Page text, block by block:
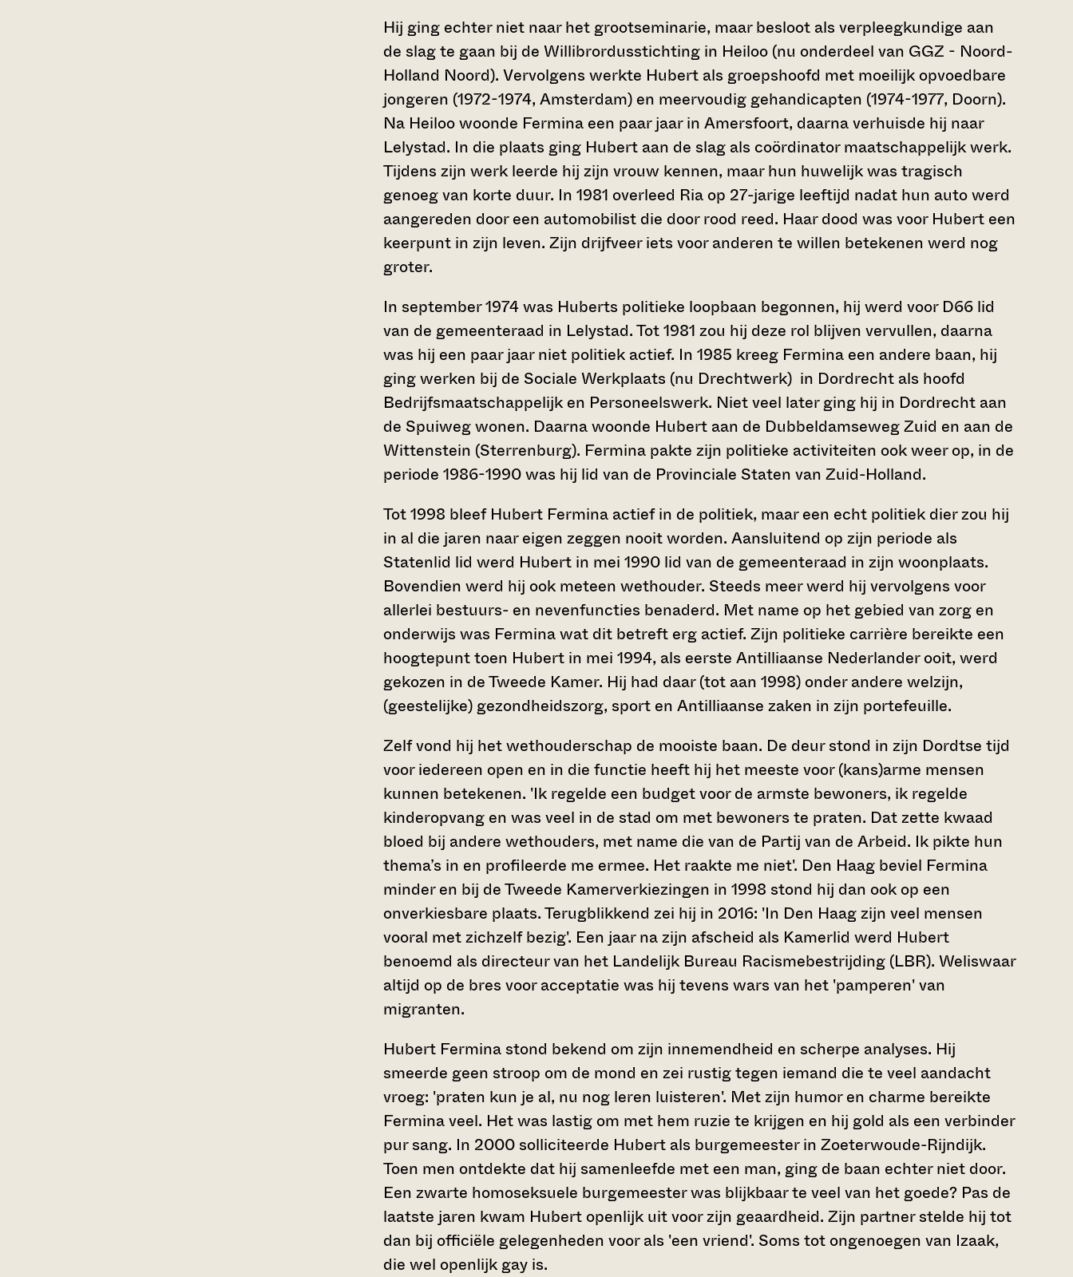
Hij ging echter niet naar het grootseminarie, maar besloot als verpleegkundige aan
de slag te gaan bij de Willibrordusstichting in Heiloo (nu onderdeel van GGZ - Noord-
Holland Noord). Vervolgens werkte Hubert als groepshoofd met moeilijk opvoedbare
jongeren (1972-1974, Amsterdam) en meervoudig gehandicapten (1974-1977, Doorn).
Na Heiloo woonde Fermina een paar jaar in Amersfoort, daarna verhuisde hij naar
Lelystad. In die plaats ging Hubert aan de slag als coördinator maatschappelijk werk.
Tijdens zijn werk leerde hij zijn vrouw kennen, maar hun huwelijk was tragisch
genoeg van korte duur. In 1981 overleed Ria op 27-jarige leeftijd nadat hun auto werd
aangereden door een automobilist die door rood reed. Haar dood was voor Hubert een
keerpunt in zijn leven. Zijn drijfveer iets voor anderen te willen betekenen werd nog
groter.
In september 1974 was Huberts politieke loopbaan begonnen, hij werd voor D66 lid
van de gemeenteraad in Lelystad. Tot 1981 zou hij deze rol blijven vervullen, daarna
was hij een paar jaar niet politiek actief. In 1985 kreeg Fermina een andere baan, hij
ging werken bij de Sociale Werkplaats (nu Drechtwerk) in Dordrecht als hoofd
Bedrijfsmaatschappelijk en Personeelswerk. Niet veel later ging hij in Dordrecht aan
de Spuiweg wonen. Daarna woonde Hubert aan de Dubbeldamseweg Zuid en aan de
Wittenstein (Sterrenburg). Fermina pakte zijn politieke activiteiten ook weer op, in de
periode 1986-1990 was hij lid van de Provinciale Staten van Zuid-Holland.
Tot 1998 bleef Hubert Fermina actief in de politiek, maar een echt politiek dier zou hij
in al die jaren naar eigen zeggen nooit worden. Aansluitend op zijn periode als
Statenlid lid werd Hubert in mei 1990 lid van de gemeenteraad in zijn woonplaats.
Bovendien werd hij ook meteen wethouder. Steeds meer werd hij vervolgens voor
allerlei bestuurs- en nevenfuncties benaderd. Met name op het gebied van zorg en
onderwijs was Fermina wat dit betreft erg actief. Zijn politieke carrière bereikte een
hoogtepunt toen Hubert in mei 1994, als eerste Antilliaanse Nederlander ooit, werd
gekozen in de Tweede Kamer. Hij had daar (tot aan 1998) onder andere welzijn,
(geestelijke) gezondheidszorg, sport en Antilliaanse zaken in zijn portefeuille.
Zelf vond hij het wethouderschap de mooiste baan. De deur stond in zijn Dordtse tijd
voor iedereen open en in die functie heeft hij het meeste voor (kans)arme mensen
kunnen betekenen. 'Ik regelde een budget voor de armste bewoners, ik regelde
kinderopvang en was veel in de stad om met bewoners te praten. Dat zette kwaad
bloed bij andere wethouders, met name die van de Partij van de Arbeid. Ik pikte hun
thema’s in en profileerde me ermee. Het raakte me niet'. Den Haag beviel Fermina
minder en bij de Tweede Kamerverkiezingen in 1998 stond hij dan ook op een
onverkiesbare plaats. Terugblikkend zei hij in 2016: 'In Den Haag zijn veel mensen
vooral met zichzelf bezig'. Een jaar na zijn afscheid als Kamerlid werd Hubert
benoemd als directeur van het Landelijk Bureau Racismebestrijding (LBR). Weliswaar
altijd op de bres voor acceptatie was hij tevens wars van het 'pamperen' van
migranten.
Hubert Fermina stond bekend om zijn innemendheid en scherpe analyses. Hij
smeerde geen stroop om de mond en zei rustig tegen iemand die te veel aandacht
vroeg: 'praten kun je al, nu nog leren luisteren'. Met zijn humor en charme bereikte
Fermina veel. Het was lastig om met hem ruzie te krijgen en hij gold als een verbinder
pur sang. In 2000 solliciteerde Hubert als burgemeester in Zoeterwoude-Rijndijk.
Toen men ontdekte dat hij samenleefde met een man, ging de baan echter niet door.
Een zwarte homoseksuele burgemeester was blijkbaar te veel van het goede? Pas de
laatste jaren kwam Hubert openlijk uit voor zijn geaardheid. Zijn partner stelde hij tot
dan bij officiële gelegenheden voor als 'een vriend'. Soms tot ongenoegen van Izaak,
die wel openlijk gay is.